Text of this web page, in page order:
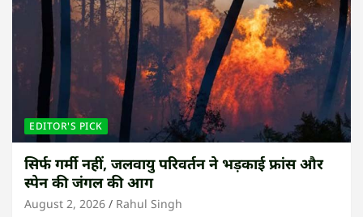
EDITOR'S PICK
सिर्फ गर्मी नहीं, जलवायु परिवर्तन ने भड़काई फ्रांस और
स्पेन की जंगल की आग
August 2, 2026 Rahul Singh